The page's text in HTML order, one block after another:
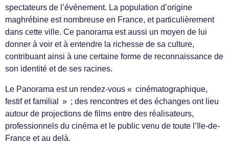
spectateurs de l’événement. La population d’origine
maghrébine est nombreuse en France, et particulièrement
dans cette ville. Ce panorama est aussi un moyen de lui
donner à voir et à entendre la richesse de sa culture,
contribuant ainsi à une certaine forme de reconnaissance de
son identité et de ses racines.
Le Panorama est un rendez-​vous « cinématographique,
festif et familial » ; des rencontres et des échanges ont lieu
autour de projections de films entre des réalisateurs,
professionnels du cinéma et le public venu de toute l’Ile-de-
France et au delà.